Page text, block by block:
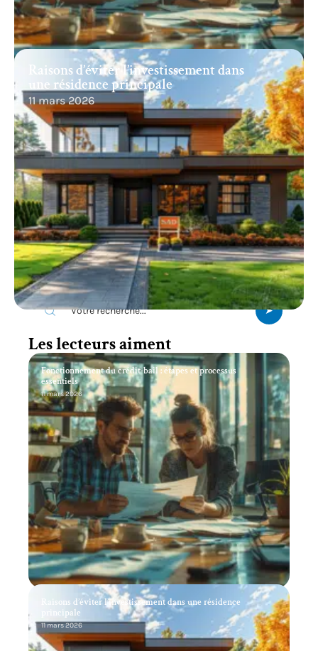
Raisons d’éviter l’investissement dans
une résidence principale
11 mars 2026
Recherche
Les lecteurs aiment
Fonctionnement du crédit-bail : étapes et processus
essentiels
11 mars 2026
Raisons d’éviter l’investissement dans une résidence
principale
11 mars 2026